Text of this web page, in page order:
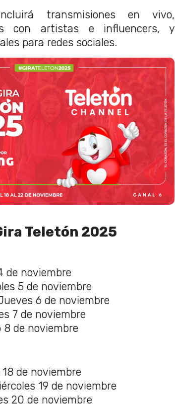
transmisiones en vivo,
con artistas e influencers, y
para redes sociales.
Teletón 2025
de noviembre
5 de noviembre
6 de noviembre
7 de noviembre
8 de noviembre
de noviembre
19 de noviembre
20 de noviembre